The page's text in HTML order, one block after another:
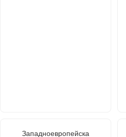
Западноевропейска